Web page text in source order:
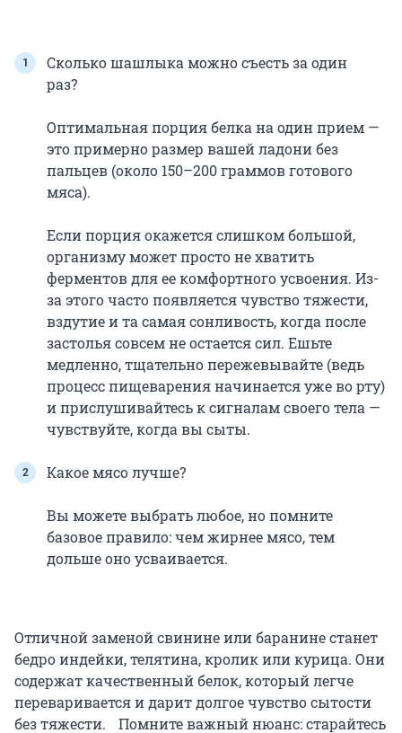
Сколько шашлыка можно съесть за один
раз?
Оптимальная порция белка на один прием —
это примерно размер вашей ладони без
пальцев (около 150–200 граммов готового
мяса).
Если порция окажется слишком большой,
организму может просто не хватить
ферментов для ее комфортного усвоения. Из-
за этого часто появляется чувство тяжести,
вздутие и та самая сонливость, когда после
застолья совсем не остается сил. Ешьте
медленно, тщательно пережевывайте (ведь
процесс пищеварения начинается уже во рту)
и прислушивайтесь к сигналам своего тела —
чувствуйте, когда вы сыты.
Какое мясо лучше?
Вы можете выбрать любое, но помните
базовое правило: чем жирнее мясо, тем
дольше оно усваивается.
Отличной заменой свинине или баранине станет
бедро индейки, телятина, кролик или курица. Они
содержат качественный белок, который легче
переваривается и дарит долгое чувство сытости
без тяжести. Помните важный нюанс: старайтесь